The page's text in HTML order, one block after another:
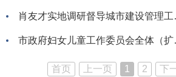
肖友才实地调
市政
首页 上一页 1 2 下